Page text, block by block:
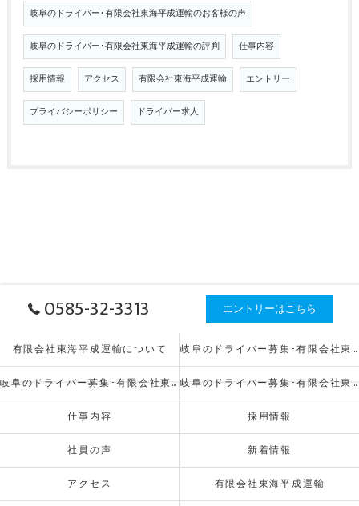
岐阜のドライバー･有限会社東海平成運輸のお客様の声
岐阜のドライバー･有限会社東海平成運輸の評判 仕事内容
採用情報 アクセス 有限会社東海平成運輸 エントリー
プライバシーポリシー ドライバー求人
0585-32-3313 エントリーはこちら
有限会社東海平成運輸について 岐阜のドライバー募集･有限会社東海平成運輸の口コミ情報
岐阜のドライバー募集･有限会社東海平成運輸の評判 岐阜のドライバー募集･有限会社東海平成運輸のお客様の声
仕事内容 採用情報
社員の声 新着情報
アクセス 有限会社東海平成運輸